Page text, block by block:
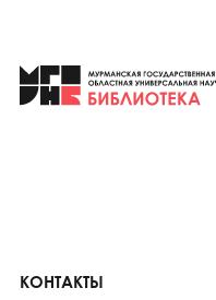
КОНТАКТЫ